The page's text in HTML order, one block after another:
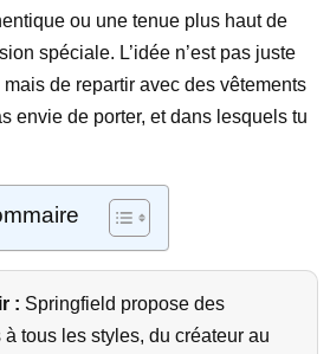
ou une tenue plus haut de
spéciale. L’idée n’est pas juste
mais de repartir avec des vêtements
envie de porter, et dans lesquels tu
: Springfield propose des
tous les styles, du créateur au